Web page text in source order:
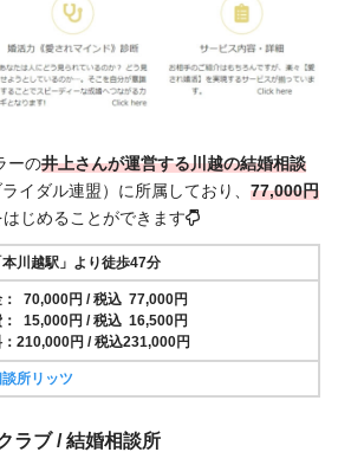
ーの井上さんが運営する川越の結婚相談
イダル連盟）に所属しており、 77,000円
じめることができます
川越駅」より徒歩47分
： 70,000円 / 税込 77,000円
： 15,000円 / 税込 16,500円
：210,000円 / 税込231,000円
所リッツ
ラブ / 結婚相談所